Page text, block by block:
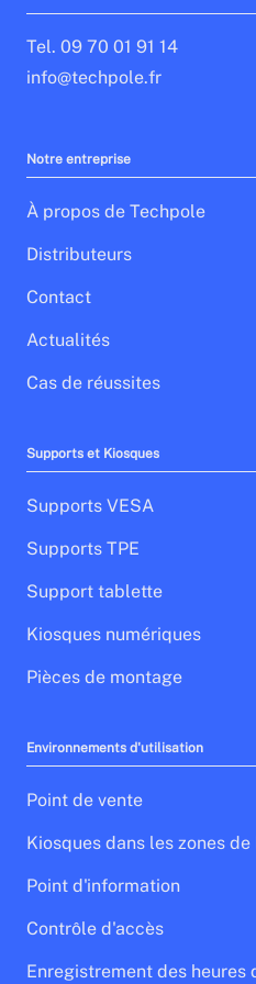
Tel. 09 70 01 91 14
info@techpole.fr
Notre entreprise
À propos de Techpole
Distributeurs
Contact
Actualités
Cas de réussites
Supports et Kiosques
Supports VESA
Supports TPE
Support tablette
Kiosques numériques
Pièces de montage
Environnements d'utilisation
Point de vente
Kiosques dans les zones
Point d'information
Contrôle d'accès
Enregistrement des heures